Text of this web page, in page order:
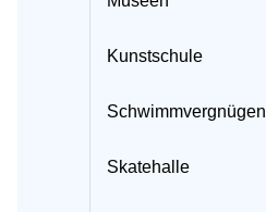
Kunstschule
Schwimmvergnügen
Skatehalle